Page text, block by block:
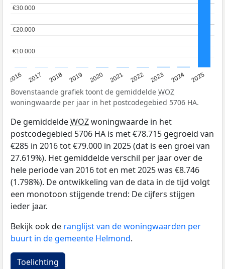
2016 2017 2018 2019 2020 2021 2022 2023 2024 2025
€10.000
€10.000
€20.000
€20.000
€30.000
€30.000
Bovenstaande grafiek toont de gemiddelde WOZ
woningwaarde per jaar in het postcodegebied 5706 HA.
De gemiddeldeWOZwoningwaarde in het
postcodegebied 5706 HA is met €78.715 gegroeid van
€285 in 2016 tot €79.000 in 2025 (dat is een groei van
27.619%). Het gemiddelde verschil per jaar over de
hele periode van 2016 tot en met 2025 was €8.746
(1.798%). De ontwikkeling van de data in de tijd volgt
een monotoon stijgende trend: De cijfers stijgen
ieder jaar.
Bekijk ook de ranglijst van de woningwaarden per
buurt in de gemeente Helmond.
Toelichting